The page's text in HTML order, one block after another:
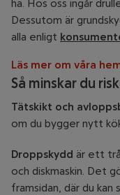
ha. Hos oss ingår
Dessutom är
alla enligt
Läs mer om våra
Så minskar du
Tätskikt och
om du bygger nytt
Droppskydd är ett
och diskmaskin. Det
framsidan, där du kan